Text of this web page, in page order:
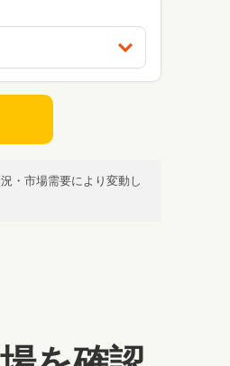
・市場需要により変動し